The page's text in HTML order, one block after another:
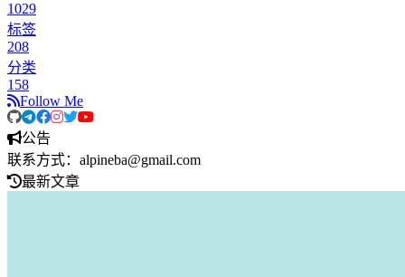
1029
标签
208
分类
158
Follow Me
公告
联系方式：alpineba@gmail.com
最新文章